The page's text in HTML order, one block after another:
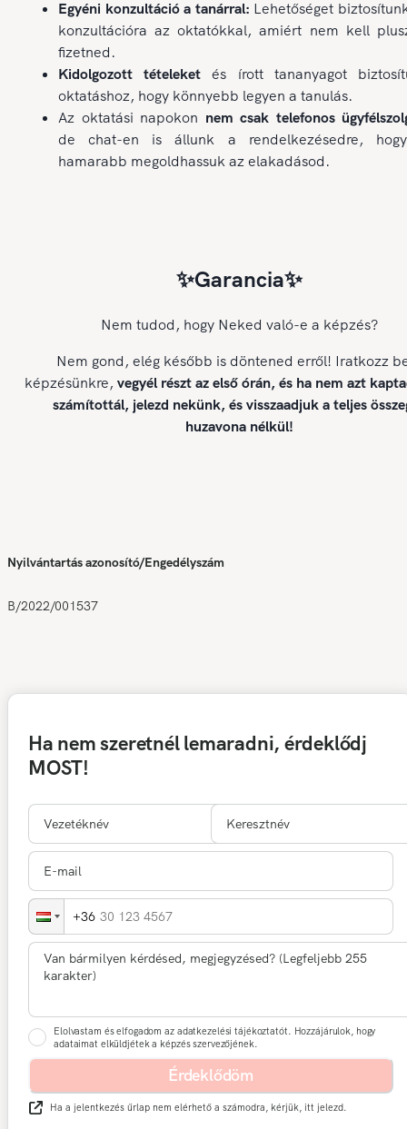
Egyéni konzultáció a tanárral: Lehetőséget
konzultációra az oktatókkal, amiért nem kell
fizetned.
Kidolgozott tételeket és írott tananyagot
oktatáshoz, hogy könnyebb legyen a tanulás.
Az oktatási napokon nem csak telefonos
de chat-en is állunk a rendelkezésedre,
hamarabb megoldhassuk az elakadásod.
✨Garancia✨
Nem tudod, hogy Neked való-e a képzés?
Nem gond, elég később is döntened erről! Iratkozz
képzésünkre, vegyél részt az első órán, és ha nem azt
számítottál, jelezd nekünk, és visszaadjuk a teljes
huzavona nélkül!
Nyilvántartás azonosító/Engedélyszám
B/2022/001537
Ha nem szeretnél lemaradni, érdeklődj
MOST!
30 123 4567
Elolvastam és elfogadom az adatkezelési tájékoztatót. Hozzájárulok, hogy
adataimat elküldjétek a képzés szervezőjének.
Érdeklődöm
Ha a jelentkezés űrlap nem elérhető a számodra, kérjük, itt jelezd.